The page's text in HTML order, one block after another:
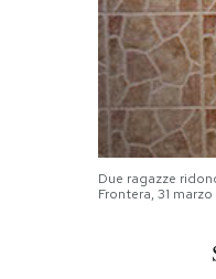
PERSONALE
Due ragazze
Frontera, 31